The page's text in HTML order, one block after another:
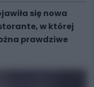
się nowa
w której
prawdziwe